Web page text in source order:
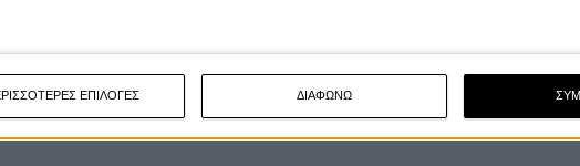
ΕΠΙΛΟΓΕΣ ΔΙΑΦΩΝΩ